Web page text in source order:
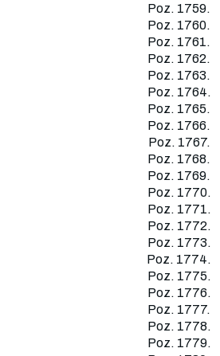
Poz. 1759.
Poz. 1760.
Poz. 1761.
Poz. 1762.
Poz. 1763.
Poz. 1764.
Poz. 1765.
Poz. 1766.
Poz. 1767.
Poz. 1768.
Poz. 1769.
Poz. 1770.
Poz. 1771.
Poz. 1772.
Poz. 1773.
Poz. 1774.
Poz. 1775.
Poz. 1776.
Poz. 1777.
Poz. 1778.
Poz. 1779.